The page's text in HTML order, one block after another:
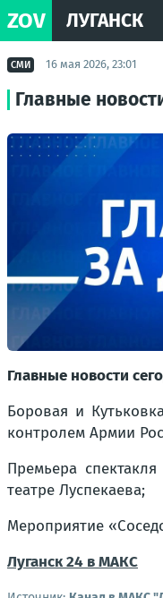
ZOV ЛУГАНСК
СМИ 16 мая 2026, 23:01
Главные
Главные новости
Боровая и
контролем Армии
Премьера
театре Луспекаева;
Мероприятие
Луганск 24 в МАКС